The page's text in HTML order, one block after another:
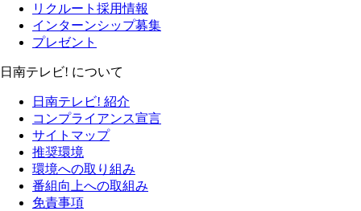
リクルート採用情報
インターンシップ募集
プレゼント
日南テレビ! について
日南テレビ! 紹介
コンプライアンス宣言
サイトマップ
推奨環境
環境への取り組み
番組向上への取組み
免責事項